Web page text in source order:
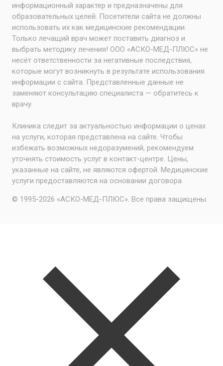
информационный характер и предназначены для
образовательных целей. Посетители сайта не должны
использовать их как медицинские рекомендации.
Только лечащий врач может поставить диагноз и
выбрать методику лечения! ООО «АСКО-МЕД-ПЛЮС» не
несёт ответственности за негативные последствия,
которые могут возникнуть в результате использования
информации с сайта. Представленные данные не
заменяют консультацию специалиста — обратитесь к
врачу.
Клиника следит за актуальностью информации о ценах
на услуги, которая представлена на сайте. Чтобы
избежать возможных недоразумений, рекомендуем
уточнять стоимость услуг в контакт-центре. Цены,
указанные на сайте, не являются офертой. Медицинские
услуги предоставляются на основании договора.
© 1995-2026 «АСКО-МЕД-ПЛЮС». Все права защищены.